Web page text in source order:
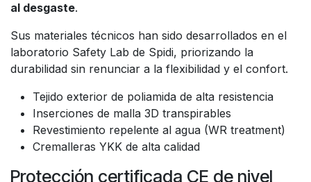
al desgaste.
Sus materiales técnicos han sido desarrollados en el
laboratorio Safety Lab de Spidi, priorizando la
durabilidad sin renunciar a la flexibilidad y el confort.
Tejido exterior de poliamida de alta resistencia
Inserciones de malla 3D transpirables
Revestimiento repelente al agua (WR treatment)
Cremalleras YKK de alta calidad
Protección certificada CE de nivel